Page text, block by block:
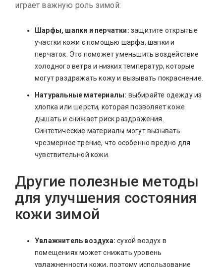
играет важную роль зимой:
Шарфы, шапки и перчатки: защитите открытые
участки кожи с помощью шарфа, шапки и
перчаток. Это поможет уменьшить воздействие
холодного ветра и низких температур, которые
могут раздражать кожу и вызывать покраснение.
Натуральные материалы: выбирайте одежду из
хлопка или шерсти, которая позволяет коже
дышать и снижает риск раздражения.
Синтетические материалы могут вызывать
чрезмерное трение, что особенно вредно для
чувствительной кожи.
Другие полезные методы
для улучшения состояния
кожи зимой
Увлажнитель воздуха: сухой воздух в
помещениях может снижать уровень
увлажненности кожи, поэтому использование